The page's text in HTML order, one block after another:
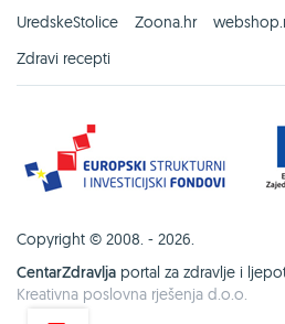
UredskeStolice
Zoona.hr
Zdravi recepti
Copyright © 2008. - 2026.
CentarZdravlja portal za zdravlje i
Kreativna poslovna rješenja d.o.o.